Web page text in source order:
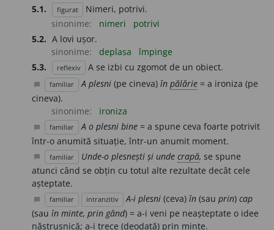
5.1.
figurat
Nimeri, potrivi.
sinonime:
nimeri
potrivi
5.2. A lovi ușor.
sinonime:
deplasa
împinge
5.3.
reflexiv A se izbi cu zgomot de un obiect.
familiar A plesni (pe cineva) în pălărie = a ironiza (pe
cineva).
sinonime:
ironiza
familiar A o plesni bine = a spune ceva foarte potrivit
într-o anumită situație, într-un anumit moment.
chat_bubble familiar Unde-o plesnești și unde crapă, se spune
atunci când se obțin cu totul alte rezultate decât cele
așteptate.
familiar intranzitiv A-i plesni(ceva) în(sau prin) cap
(sau în minte, prin gând) = a-i veni pe neașteptate o idee
năstrușnică; a-i trece (deodată) prin minte.